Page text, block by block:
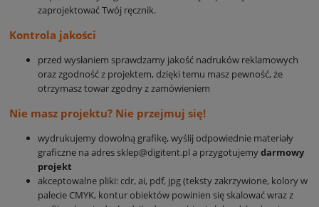
zaprojektować Twój ręcznik.
Kontrola jakości
przed wysłaniem sprawdzamy jakość nadruków reklamowych
oraz zgodność z projektem, dzięki temu masz pewność, że
otrzymasz towar zgodny z zamówieniem
Nie masz projektu? Nie przejmuj się!
wydrukujemy dowolną grafikę, wyślij odpowiednie materiały
graficzne na adres sklep@digitent.pl a przygotujemydarmowy
projekt
akceptowalne pliki: cdr, ai, pdf, jpg (teksty zakrzywione, kolory w
palecie CMYK, kontur obiektów powinien się skalować wraz z